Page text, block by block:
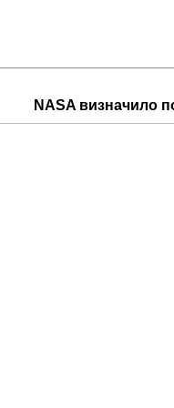
NASA визначило